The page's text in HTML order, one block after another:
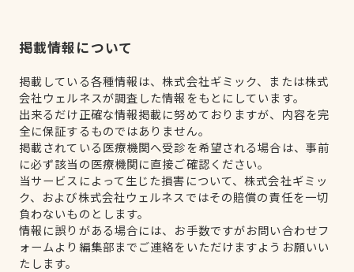
掲載情報について
掲載している各種情報は、株式会社ギミック、または株式
会社ウェルネスが調査した情報をもとにしています。
出来るだけ正確な情報掲載に努めておりますが、内容を完
全に保証するものではありません。
掲載されている医療機関へ受診を希望される場合は、事前
に必ず該当の医療機関に直接ご確認ください。
当サービスによって生じた損害について、株式会社ギミッ
ク、および株式会社ウェルネスではその賠償の責任を一切
負わないものとします。
情報に誤りがある場合には、お手数ですがお問い合わせフ
ォームより編集部までご連絡をいただけますようお願いい
たします。